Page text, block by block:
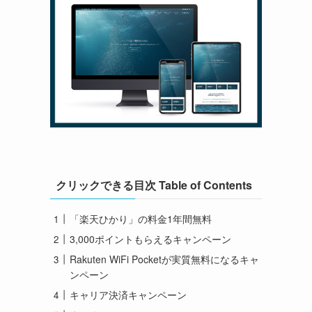
クリックできる目次 Table of Contents
「楽天ひかり」の料金1年間無料
3,000ポイントもらえるキャンペーン
Rakuten WiFi Pocketが実質無料になるキャ
ンペーン
キャリア決済キャンペーン